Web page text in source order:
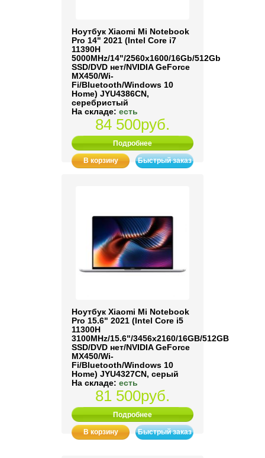
Ноутбук Xiaomi Mi Notebook
Pro 14" 2021 (Intel Core i7
11390H
5000MHz/14"/2560x1600/16Gb/512Gb
SSD/DVD нет/NVIDIA GeForce
MX450/Wi-
Fi/Bluetooth/Windows 10
Home) JYU4386CN,
серебристый
На складе: есть
84 500руб.
Подробнее
В корзину Быстрый заказ
Ноутбук Xiaomi Mi Notebook
Pro 15.6" 2021 (Intel Core i5
11300H
3100MHz/15.6"/3456x2160/16GB/512GB
SSD/DVD нет/NVIDIA GeForce
MX450/Wi-
Fi/Bluetooth/Windows 10
Home) JYU4327CN, серый
На складе: есть
81 500руб.
Подробнее
В корзину Быстрый заказ